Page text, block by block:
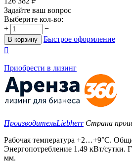
Задайте ваш вопрос
Выберите кол-во:
+
−
В корзину
Быстрое оформление

Приобрести в лизинг
ПроизводительLiebherr Страна
Рабочая температура +2…+9°C.
Энергопотребление 1.49 кВт/сутки.
мм.